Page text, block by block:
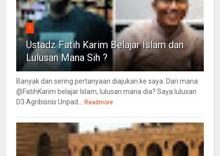
1
Ustadz Fatih Karim Belajar Islam dan
Lulusan Mana Sih ?
Banyak dan sering pertanyaan diajukan ke saya. Dari mana
@FatihKarim belajar Islam, lulusan mana dia? Saya lulusan
D3 Agribisnis Unpad... Readmore